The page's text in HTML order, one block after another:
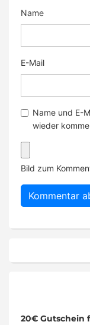
Name
E-Mail
Name und E-
wieder
Bild zum
20€ Gutschein